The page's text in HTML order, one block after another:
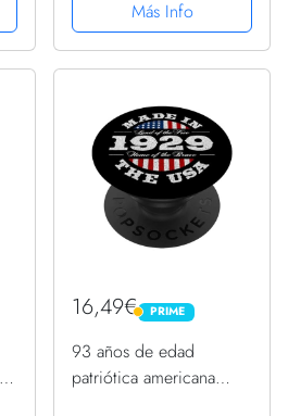
Más Info
16,49€ PRIME
PRIME
93 años de edad
patriótica americana